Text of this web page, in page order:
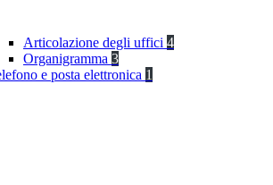
Articolazione degli uffici 4
Organigramma 3
e posta elettronica 1